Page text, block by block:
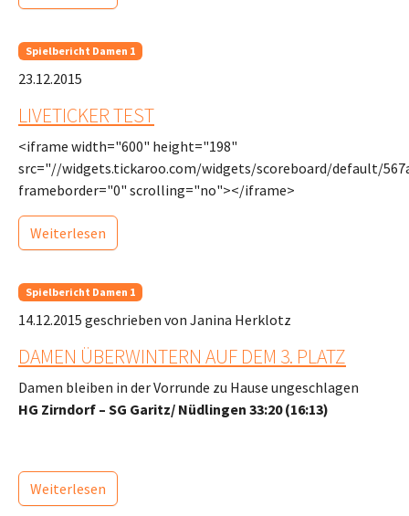
Spielbericht Damen 1
23.12.2015
LIVETICKER TEST
<iframe width="600" height="198"
src="//widgets.tickaroo.com/widgets/scoreboard/default/
frameborder="0" scrolling="no"></iframe>
Weiterlesen
Spielbericht Damen 1
14.12.2015 geschrieben von Janina Herklotz
DAMEN ÜBERWINTERN AUF DEM 3. PLATZ
Damen bleiben in der Vorrunde zu Hause ungeschlagen
HG Zirndorf – SG Garitz/ Nüdlingen 33:20 (16:13)
Weiterlesen